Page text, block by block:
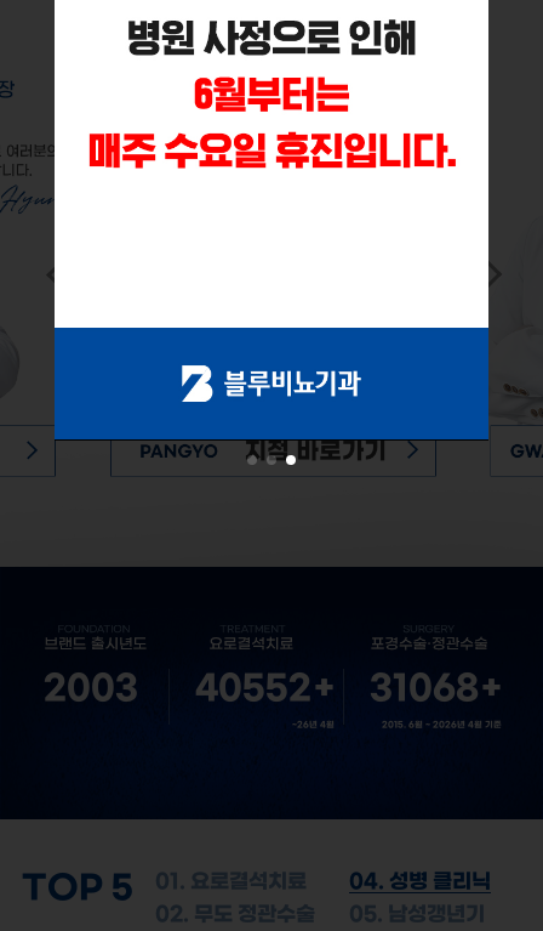
2003 40552+
~26년 4월
31068+
2015. 6월 ~ 2026년 4월 기준
TOP 5
01. 요로결석치료
02. 무도 정관수술
04. 성병 클리닉
05. 남성갱년기